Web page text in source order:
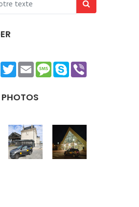
FacebookTwitterEmailMessage
Skype
PHOTOS